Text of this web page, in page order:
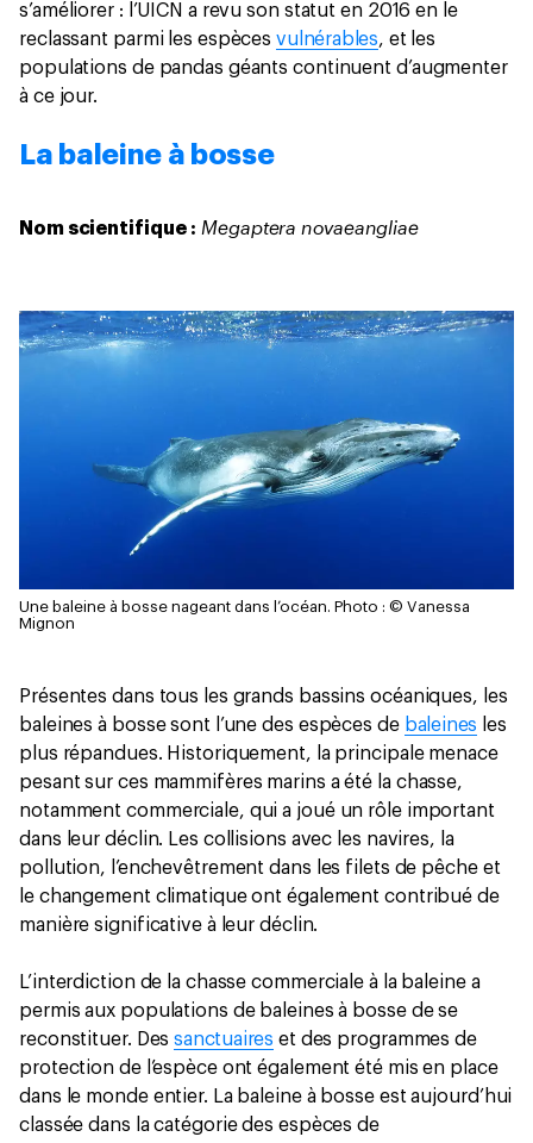
s’améliorer : l’UICN a revu son statut en 2016 en le
reclassant parmi les espècesvulnérables, et les
populations de pandas géants continuent d’augmenter
à ce jour.
La baleine à bosse
Nom scientifique :Megaptera novaeangliae
Une baleine à bosse nageant dans l’océan. Photo : © Vanessa
Mignon
Présentes dans tous les grands bassins océaniques, les
baleines à bosse sont l’une des espèces de baleines les
plus répandues. Historiquement, la principale menace
pesant sur ces mammifères marins a été la chasse,
notamment commerciale, qui a joué un rôle important
dans leur déclin. Les collisions avec les navires, la
pollution, l’enchevêtrement dans les filets de pêche et
le changement climatique ont également contribué de
manière significative à leur déclin.
L’interdiction de la chasse commerciale à la baleine a
permis aux populations de baleines à bosse de se
reconstituer. Dessanctuaires et des programmes de
protection de l’espèce ont également été mis en place
dans le monde entier. La baleine à bosse est aujourd’hui
classée dans la catégorie des espèces de